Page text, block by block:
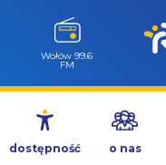
Przejdź
treści
Wołów 99.6
FM
dostępność o nas